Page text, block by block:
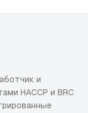
и
HACCP и BRC